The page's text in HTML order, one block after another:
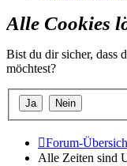
Alle Cookies
Bist du dir sicher, dass
möchtest?
Forum-
Alle Zeiten sind